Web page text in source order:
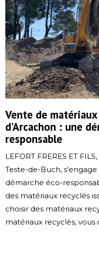
Vente de
d'Arcachon : une
responsable
LEFORT FRERES ET
Teste-de-Buch,
démarche éco-
des matériaux recyclés
choisir des matériaux
matériaux recyclés, vous